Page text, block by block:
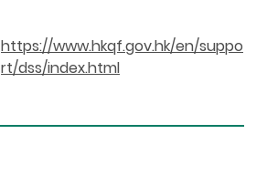
https://www.hkqf.gov.hk/en/suppo
rt/dss/index.html